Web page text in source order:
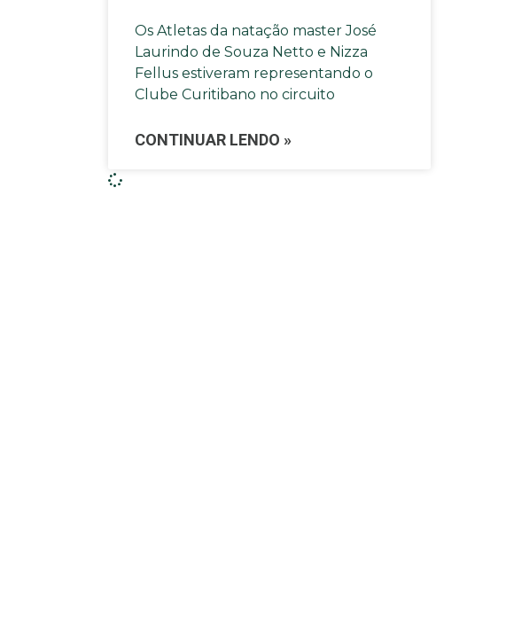
Os Atletas da natação master José
Laurindo de Souza Netto e Nizza
Fellus estiveram representando o
Clube Curitibano no circuito
CONTINUAR LENDO »